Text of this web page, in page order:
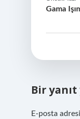
Gama
Bir yanıt
E-posta